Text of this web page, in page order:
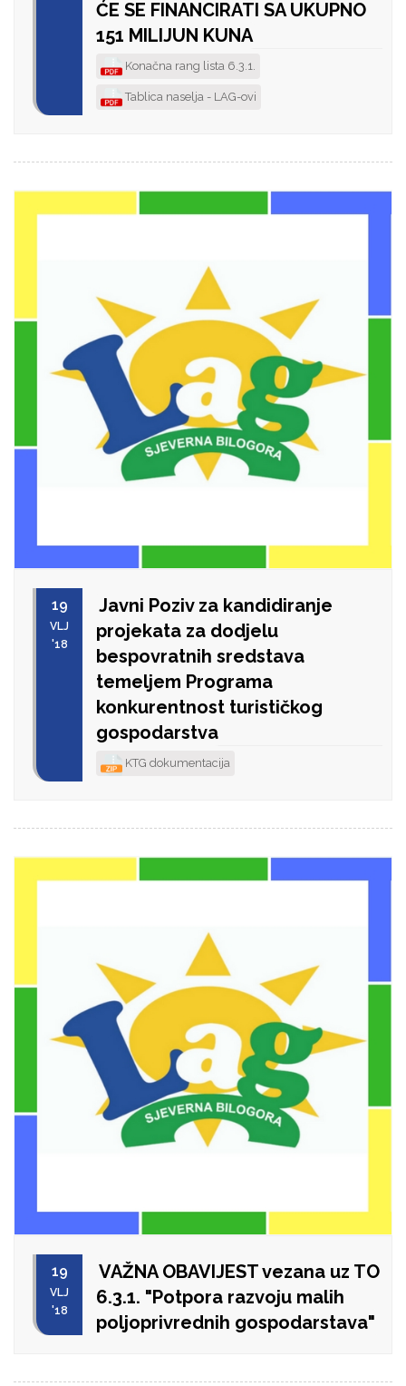
ĆE SE FINANCIRATI SA UKUPNO
151 MILIJUN KUNA
Konačna rang lista 6.3.1.
Tablica naselja - LAG-ovi
19
VLJ
'18
Javni Poziv za kandidiranje
projekata za dodjelu
bespovratnih sredstava
temeljem Programa
konkurentnost turističkog
gospodarstva
KTG dokumentacija
19
VLJ
'18
VAŽNA OBAVIJEST vezana uz TO
6.3.1. "Potpora razvoju malih
poljoprivrednih gospodarstava"